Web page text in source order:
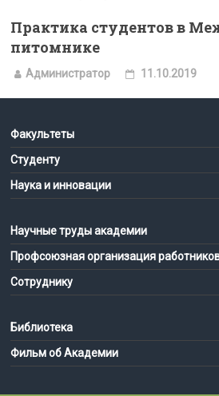
Практика студентов в
питомнике
Администратор 11.10.2019
Факультеты
Студенту
Наука и инновации
Научные труды академии
Профсоюзная организация
Сотруднику
Библиотека
Фильм об Академии